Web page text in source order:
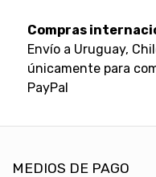
Compras
Envío a Uruguay,
únicamente para
PayPal
MEDIOS DE PAGO